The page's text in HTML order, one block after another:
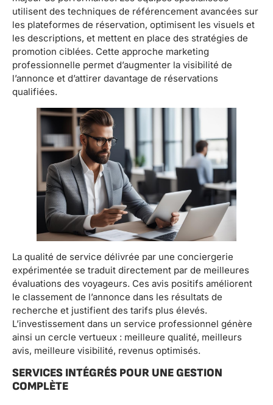
utilisent des techniques de référencement avancées sur
les plateformes de réservation, optimisent les visuels et
les descriptions, et mettent en place des stratégies de
promotion ciblées. Cette approche marketing
professionnelle permet d’augmenter la visibilité de
l’annonce et d’attirer davantage de réservations
qualifiées.
La qualité de service délivrée par une conciergerie
expérimentée se traduit directement par de meilleures
évaluations des voyageurs. Ces avis positifs améliorent
le classement de l’annonce dans les résultats de
recherche et justifient des tarifs plus élevés.
L’investissement dans un service professionnel génère
ainsi un cercle vertueux : meilleure qualité, meilleurs
avis, meilleure visibilité, revenus optimisés.
SERVICES INTÉGRÉS POUR UNE GESTION
COMPLÈTE